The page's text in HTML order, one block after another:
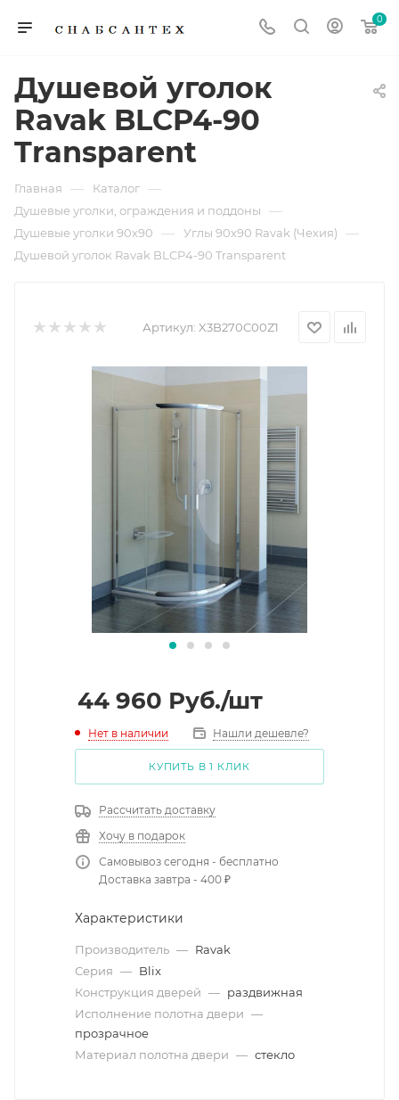
0
Душевой уголок
Ravak BLCP4-90
Transparent
Главная — Каталог —
Душевые уголки, ограждения и поддоны —
Душевые уголки 90х90 — Углы 90х90 Ravak (Чехия) —
Душевой уголок Ravak BLCP4-90 Transparent
Артикул: X3B270C00Z1
44 960 Руб./шт
Нет в наличии Нашли дешевле?
КУПИТЬ В 1 КЛИК
Рассчитать доставку
Хочу в подарок
Самовывоз сегодня - бесплатно
Доставка завтра - 400 ₽
Характеристики
Производитель — Ravak
Серия — Blix
Конструкция дверей — раздвижная
Исполнение полотна двери —
прозрачное
Материал полотна двери — стекло